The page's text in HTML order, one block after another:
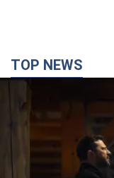
TOP NEWS